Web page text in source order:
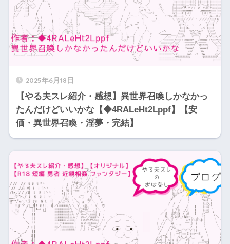
2025年6月18日
【やる夫スレ紹介・感想】異世界召喚しかなかっ
たんだけどいいかな【◆4RALeHt2Lppf】【安
価・異世界召喚・淫夢・完結】